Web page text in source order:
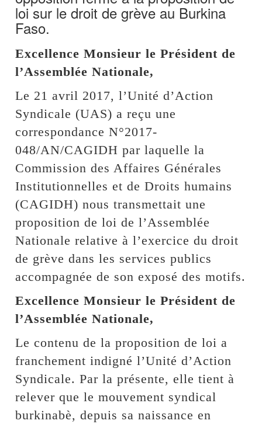
loi sur le droit de grève au Burkina
Faso.
Excellence Monsieur le Président de
l’Assemblée Nationale,
Le 21 avril 2017, l’Unité d’Action
Syndicale (UAS) a reçu une
correspondance N°2017-
048/AN/CAGIDH par laquelle la
Commission des Affaires Générales
Institutionnelles et de Droits humains
(CAGIDH) nous transmettait une
proposition de loi de l’Assemblée
Nationale relative à l’exercice du droit
de grève dans les services publics
accompagnée de son exposé des motifs.
Excellence Monsieur le Président de
l’Assemblée Nationale,
Le contenu de la proposition de loi a
franchement indigné l’Unité d’Action
Syndicale. Par la présente, elle tient à
relever que le mouvement syndical
burkinabè, depuis sa naissance en